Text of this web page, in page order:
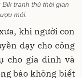
tranh thủ thời gian
mới.
khi người con
dạy cho công
cho gia đình và
bào không biết